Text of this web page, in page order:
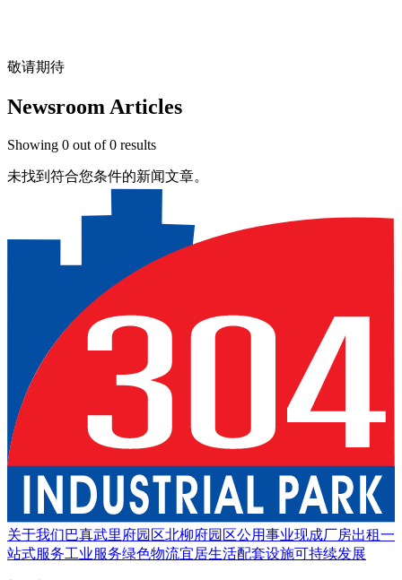
敬请期待
Newsroom Articles
Showing 0 out of0 results
未找到符合您条件的新闻文章。
关于我们巴真武里府园区北柳府园区公用事业现成厂房出租一
站式服务工业服务绿色物流宜居生活配套设施可持续发展